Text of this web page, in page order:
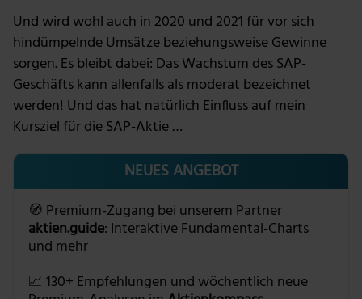
Und wird wohl auch in 2020 und 2021 für vor sich
hindümpelnde Umsätze beziehungsweise Gewinne
sorgen. Es bleibt dabei: Das Wachstum des SAP-
Geschäfts kann allenfalls als moderat bezeichnet
werden! Und das hat natürlich Einfluss auf mein
Kursziel für die SAP-Aktie …
NEUES ANGEBOT
🧭 Premium-Zugang bei unserem Partner
aktien.guide: Interaktive Fundamental-Charts
und mehr
📈 130+ Empfehlungen und wöchentlich neue